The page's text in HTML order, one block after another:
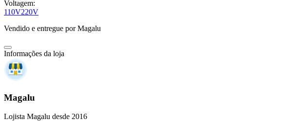
Voltagem:
110V220V
Vendido e entregue por Magalu
Informações da loja
Magalu
Lojista Magalu desde 2016